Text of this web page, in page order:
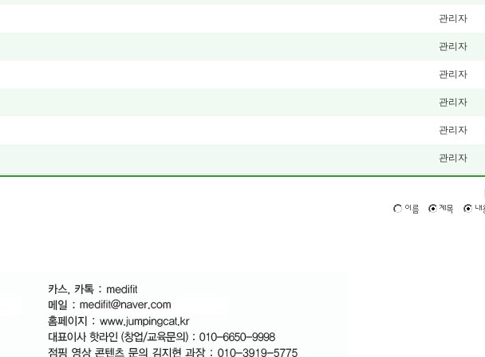
관리자
관리자
관리자
관리자
관리자
관리자